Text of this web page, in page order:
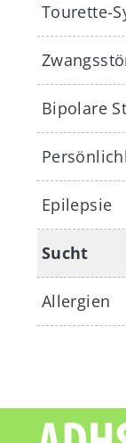
Tourette-
Bipolare
Epilepsie
Sucht
Allergien